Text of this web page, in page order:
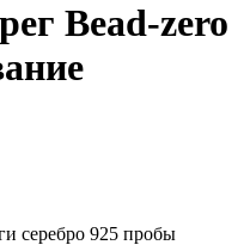
Bead-zero
серебро 925 пробы